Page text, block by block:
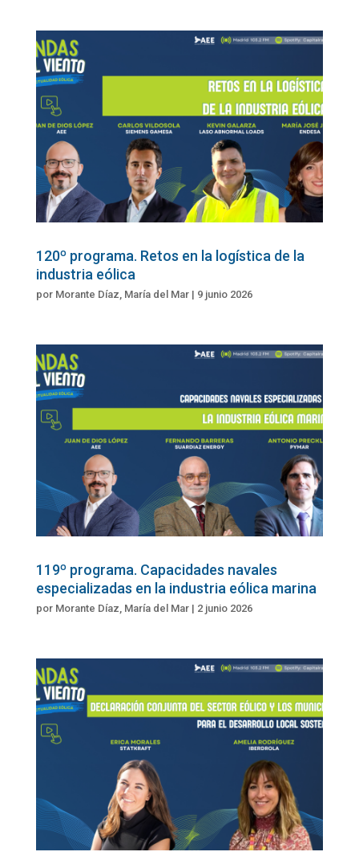
120º programa. Retos en la logística de la
industria eólica
por Morante Díaz, María del Mar| 9 junio 2026
119º programa. Capacidades navales
especializadas en la industria eólica marina
por Morante Díaz, María del Mar| 2 junio 2026